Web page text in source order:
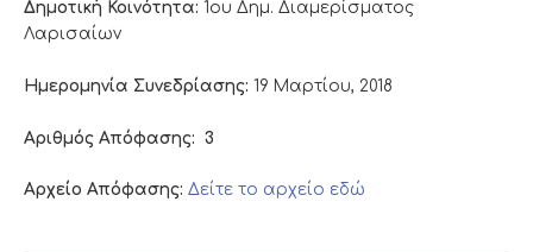
Δημοτική Κοινότητα: 1ου Δημ. Διαμερίσματος
Λαρισαίων
Ημερομηνία Συνεδρίασης: 19 Μαρτίου, 2018
Αριθμός Απόφασης: 3
Αρχείο Απόφασης: Δείτε το αρχείο εδώ